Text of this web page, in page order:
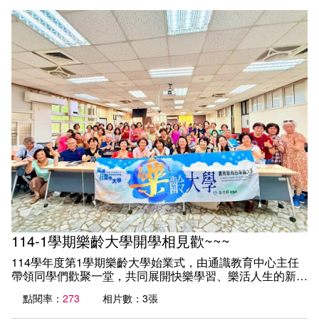
為提升學生對AI科技詐騙犯罪之認識與防範能力，通識教育
中心特別規劃辦理「AI科技詐騙犯罪的預防與因應」專題演
講，已於近日順利舉行並圓滿落幕。
本次講座榮幸邀請高雄市政府警察局前鎮分局行政組組長范
振家博士蒞校主講。范博士以其豐富的實務經驗與專業知
識，深入淺出地解析當前常見的AI詐騙手法，並分享多起實
際案例，讓同學們更清楚了解詐騙集團如何運用科技進行犯
罪。此外，亦提供具體防範策略與應對方式，提升同學們面
對詐騙時的警覺與判斷能力。
114-1學期樂齡大學開學相見歡~~~
114學年度第1學期樂齡大學始業式，由通識教育中心主任
帶領同學們歡聚一堂，共同展開快樂學習、樂活人生的新篇
點閱率： 273 相片數：3張